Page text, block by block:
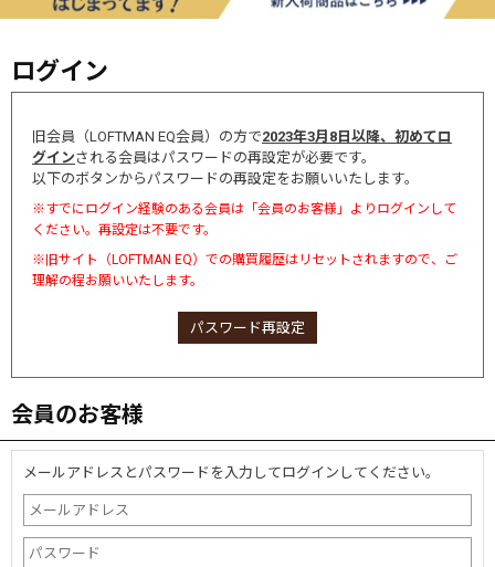
ログイン
旧会員（LOFTMAN EQ会員）の方で2023年3月8日以降、初めてロ
グインされる会員はパスワードの再設定が必要です。
以下のボタンからパスワードの再設定をお願いいたします。
※すでにログイン経験のある会員は「会員のお客様」よりログインして
ください。再設定は不要です。
※旧サイト（LOFTMAN EQ）での購買履歴はリセットされますので、ご
理解の程お願いいたします。
パスワード再設定
会員のお客様
メールアドレスとパスワードを入力してログインしてください。